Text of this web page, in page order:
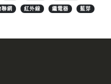
聯網 紅外線 繼電器 藍芽